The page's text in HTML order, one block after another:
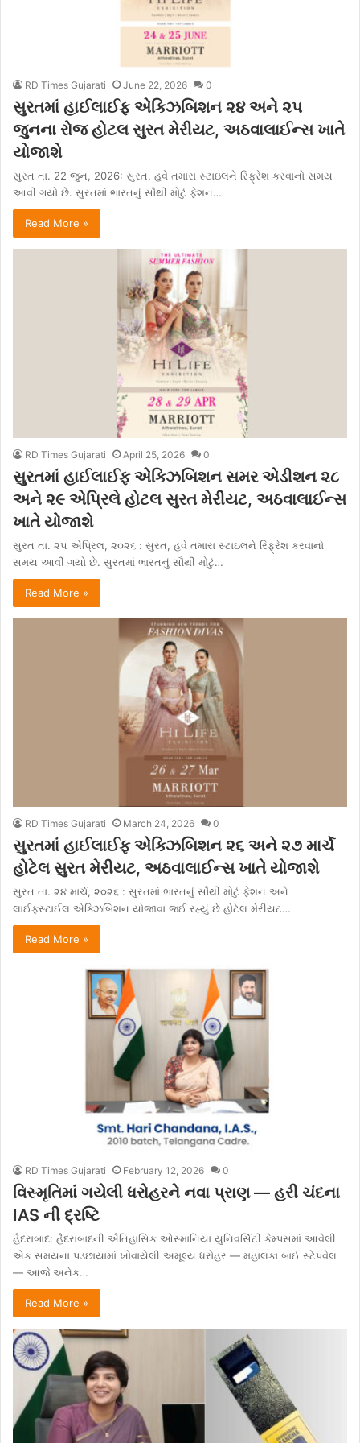
RD Times Gujarati June 22, 2026 0
સુરતમાં હાઈલાઈફ એક્ઝિબિશન ૨૪ અને ૨૫
જુનના રોજ હોટલ સુરત મેરીયટ, અઠવાલાઈન્સ ખાતે
યોજાશે
સુરત તા. 22 જુન, 2026: સુરત, હવે તમારા સ્ટાઇલને રિફ્રેશ કરવાનો સમય
આવી ગયો છે. સુરતમાં ભારતનું સૌથી મોટું ફેશન…
Read More »
RD Times Gujarati April 25, 2026 0
સુરતમાં હાઈલાઈફ એક્ઝિબિશન સમર એડીશન ૨૮
અને ૨૯ એપ્રિલે હોટલ સુરત મેરીયટ, અઠવાલાઈન્સ
ખાતે યોજાશે
સુરત તા. ૨૫ એપ્રિલ, ૨૦૨૬ : સુરત, હવે તમારા સ્ટાઇલને રિફ્રેશ કરવાનો
સમય આવી ગયો છે. સુરતમાં ભારતનું સૌથી મોટું…
Read More »
RD Times Gujarati March 24, 2026 0
સુરતમાં હાઈલાઈફ એક્ઝિબિશન ૨૬ અને ૨૭ માર્ચે
હોટેલ સુરત મેરીયટ, અઠવાલાઈન્સ ખાતે યોજાશે
સુરત તા. ૨૪ માર્ચ, ૨૦૨૬ : સુરતમાં ભારતનું સૌથી મોટું ફેશન અને
લાઈફસ્ટાઈલ એક્ઝિબિશન યોજાવા જઈ રહ્યું છે હોટેલ મેરીયટ…
Read More »
RD Times Gujarati February 12, 2026 0
વિસ્મૃતિમાં ગયેલી ધરોહરને નવા પ્રાણ — હરી ચંદના
IAS ની દ્રષ્ટિ
હૈદરાબાદ: હૈદરાબાદની ઐતિહાસિક ઓસ્માનિયા યુનિવર્સિટી કેમ્પસમાં આવેલી
એક સમયના પડછાયામાં ખોવાયેલી અમૂલ્ય ધરોહર — મહાલકા બાઈ સ્ટેપવેલ
— આજે અનેક…
Read More »